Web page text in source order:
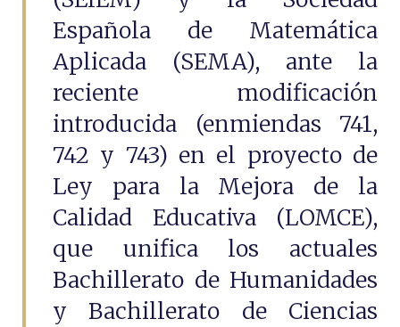
Española de Matemática
Aplicada (SEMA), ante la
reciente modificación
introducida (enmiendas 741,
742 y 743) en el proyecto de
Ley para la Mejora de la
Calidad Educativa (LOMCE),
que unifica los actuales
Bachillerato de Humanidades
y Bachillerato de Ciencias